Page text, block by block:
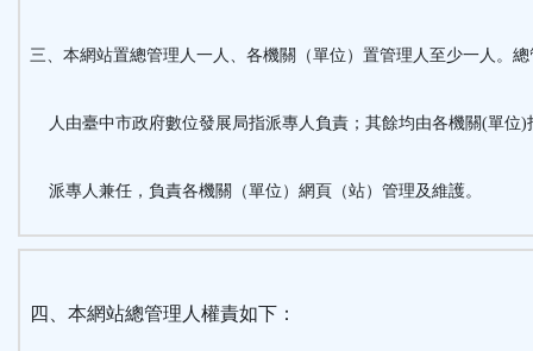
三、本網站置總管理人一人、各機關（單位）置管理人至少一人。總
人由臺中市政府數位發展局指派專人負責；其餘均由各機關(單位)
派專人兼任，負責各機關（單位）網頁（站）管理及維護。
四、本網站總管理人權責如下：